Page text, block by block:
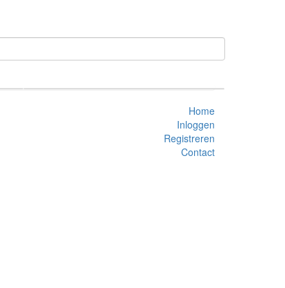
Home
Inloggen
Registreren
Contact